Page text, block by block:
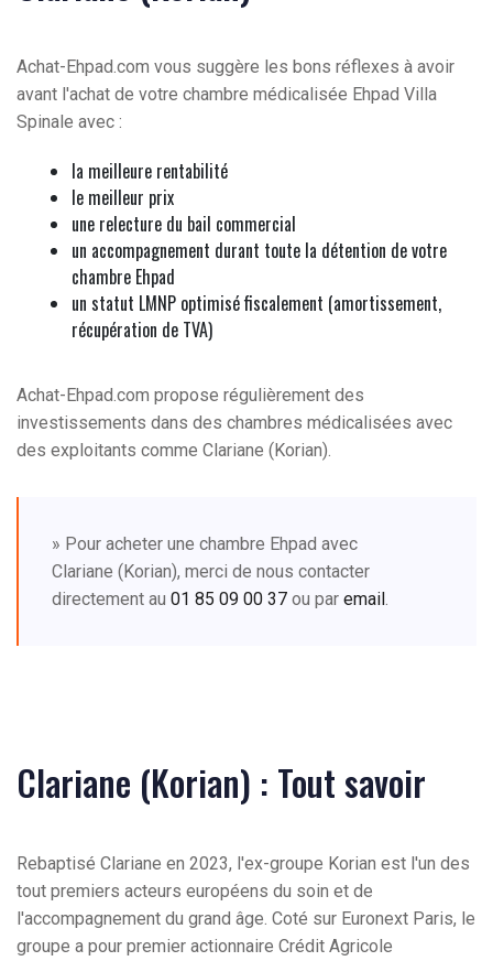
Achat-Ehpad.com vous suggère les bons réflexes à avoir
avant l'achat de votre chambre médicalisée Ehpad Villa
Spinale avec :
la meilleure rentabilité
le meilleur prix
une relecture du bail commercial
un accompagnement durant toute la détention de votre
chambre Ehpad
un statut LMNP optimisé fiscalement (amortissement,
récupération de TVA)
Achat-Ehpad.com propose régulièrement des
investissements dans des chambres médicalisées avec
des exploitants comme Clariane (Korian).
» Pour acheter une chambre Ehpad avec
Clariane (Korian), merci de nous contacter
directement au 01 85 09 00 37 ou par email
Clariane (Korian) : Tout savoir
Rebaptisé Clariane en 2023, l'ex-groupe Korian est l'un des
tout premiers acteurs européens du soin et de
l'accompagnement du grand âge. Coté sur Euronext Paris, le
groupe a pour premier actionnaire Crédit Agricole